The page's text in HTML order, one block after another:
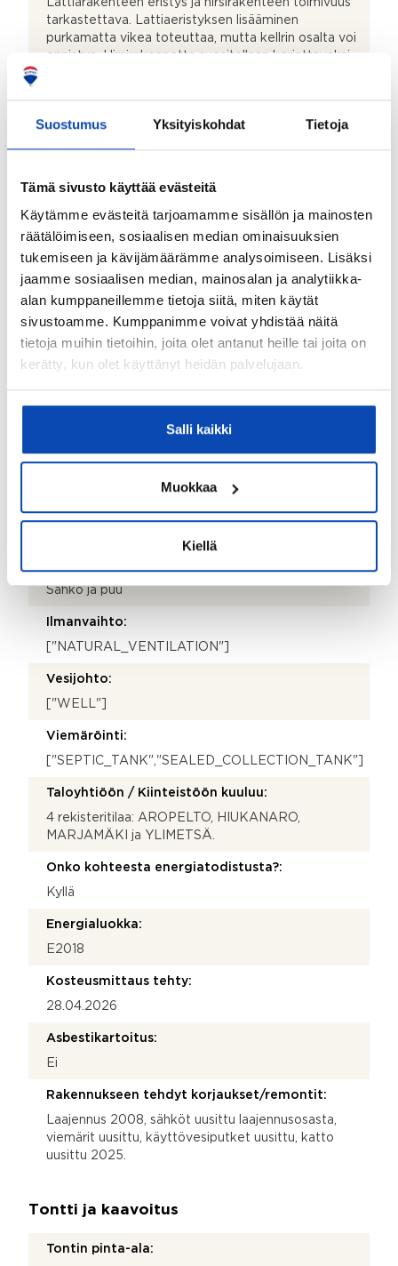
Suostumus Yksityiskohdat Tietoja
Tämä sivusto käyttää evästeitä
Käytämme evästeitä tarjoamamme sisällön ja mainosten
räätälöimiseen, sosiaalisen median ominaisuuksien
tukemiseen ja kävijämäärämme analysoimiseen. Lisäksi
jaamme sosiaalisen median, mainosalan ja analytiikka-
alan kumppaneillemme tietoja siitä, miten käytät
sivustoamme. Kumppanimme voivat yhdistää näitä
tietoja muihin tietoihin, joita olet antanut heille tai joita on
kerätty, kun olet käyttänyt heidän palvelujaan.
Salli kaikki
Muokkaa
Kiellä
Lattiarakenteen eristys ja hirsirakenteen toimivuus
tarkastettava. Lattiaeristyksen lisääminen
purkamatta vikea toteuttaa, mutta kellrin osalta voi
onnistua. Hirsirakennetta suositellaan korjattavaksi
Ei
Kiinteistö
Valmistumisvuosi:
1904
Käyttöönottovuosi:
1904
Kattotyyppi:
Sähkö ja puu
Ilmanvaihto:
["NATURAL_VENTILATION"]
Vesijohto:
["WELL"]
Viemäröinti:
["SEPTIC_TANK","SEALED_COLLECTION_TANK"]
Taloyhtiöön / Kiinteistöön kuuluu:
4 rekisteritilaa: AROPELTO, HIUKANARO,
MARJAMÄKI ja YLIMETSÄ.
Onko kohteesta energiatodistusta?:
Kyllä
Energialuokka:
E2018
Kosteusmittaus tehty:
28.04.2026
Asbestikartoitus:
Ei
Rakennukseen tehdyt korjaukset/remontit:
Laajennus 2008, sähköt uusittu laajennusosasta,
viemärit uusittu, käyttövesiputket uusittu, katto
uusittu 2025.
Tontti ja kaavoitus
Tontin pinta-ala: